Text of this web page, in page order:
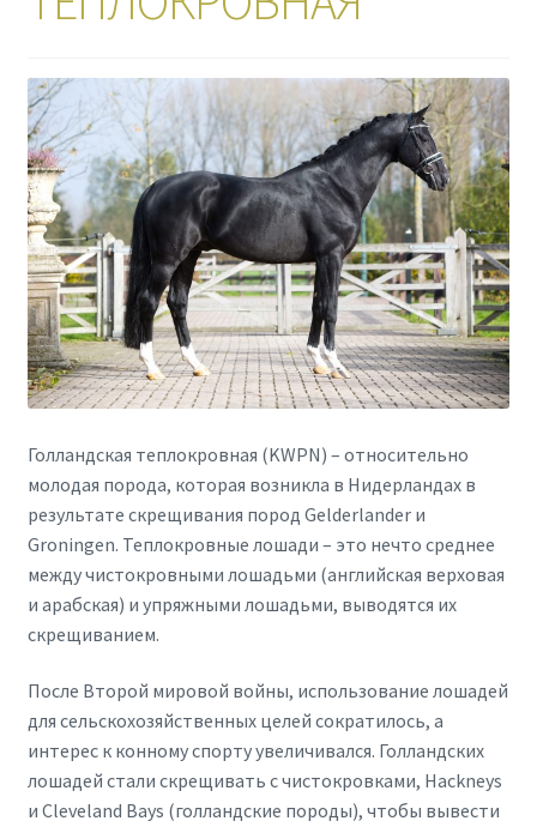
Голландская теплокровная (KWPN) – относительно
молодая порода, которая возникла в Нидерландах в
результате скрещивания пород Gelderlander и
Groningen. Теплокровные лошади – это нечто среднее
между чистокровными лошадьми (английская верховая
и арабская) и упряжными лошадьми, выводятся их
скрещиванием.
После Второй мировой войны, использование лошадей
для сельскохозяйственных целей сократилось, а
интерес к конному спорту увеличивался. Голландских
лошадей стали скрещивать с чистокровками, Hackneys
и Cleveland Bays (голландские породы), чтобы вывести